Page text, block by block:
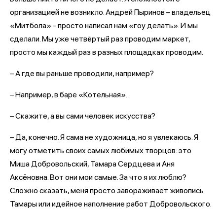
организацией не возникло. Андрей Пыринов – владельец
«Митбола» - просто написал нам «гоу делать». И мы
сделали. Мы уже четвёртый раз проводим маркет,
просто мы каждый раз в разных площадках проводим.
– А где вы раньше проводили, например?
– Например, в баре «Котельная».
– Скажите, а вы сами человек искусства?
– Да, конечно. Я сама не художница, но я увлекаюсь. Я
могу отметить своих самых любимых творцов: это
Миша Добровольский, Тамара Сердцева и Аня
Аксёновна. Вот они мои самые. За что я их люблю?
Сложно сказать, меня просто завораживает живопись
Тамары или идейное наполнение работ Добровольского.